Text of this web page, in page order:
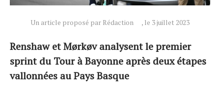
Un article proposé par Rédaction , le 3 juillet 2023
Renshaw et Mørkøv analysent le premier
sprint du Tour à Bayonne après deux étapes
vallonnées au Pays Basque